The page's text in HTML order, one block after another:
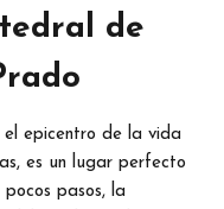
de
epicentro de la vida
es un lugar perfecto
pasos, la